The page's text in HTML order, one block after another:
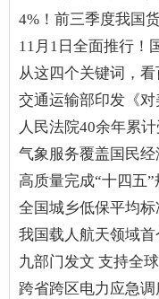
4%！前三季度我国
11月1日全面推行！
从这四个关键词，看
交通运输部印发《
人民法院40余年累
气象服务覆盖国民
高质量完成“十四五
全国城乡低保平均标
我国载人航天领域
九部门发文 支持全
跨省跨区电力应急